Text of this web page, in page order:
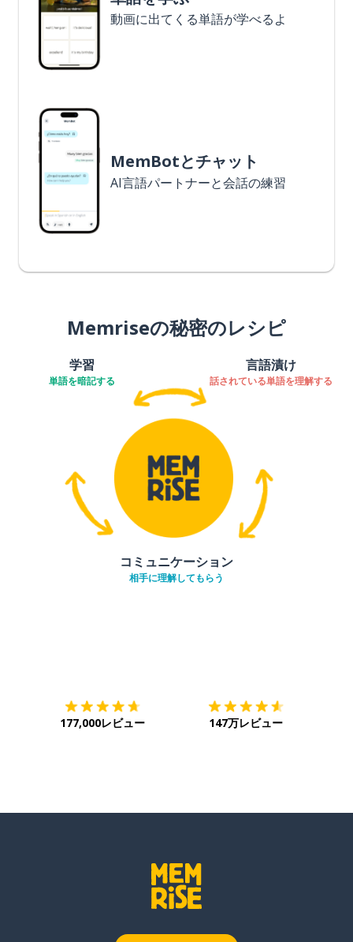
動画に出てくる単語が学べるよ
MemBotとチャット
AI言語パートナーと会話の練習
Memriseの秘密のレシピ
学習
単語を暗記する
言語漬け
話されている単語を理解する
コミュニケーション
相手に理解してもらう
177,000レビュー 147万レビュー